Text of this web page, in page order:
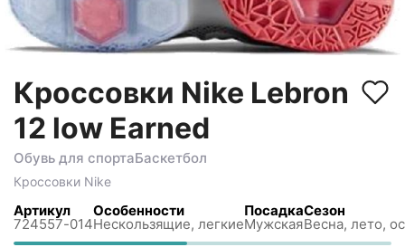
Кроссовки Nike Lebron
12 low Earned
Обувь для спортаБаскетбол
Кроссовки Nike
Артикул
724557-014
Особенности
Нескользящиe, легкие
Посадка
Мужская
Сезон
Весна, лето,